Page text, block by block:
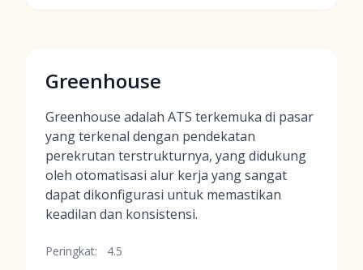
Greenhouse
Greenhouse adalah ATS terkemuka di pasar
yang terkenal dengan pendekatan
perekrutan terstrukturnya, yang didukung
oleh otomatisasi alur kerja yang sangat
dapat dikonfigurasi untuk memastikan
keadilan dan konsistensi.
Peringkat: 4.5